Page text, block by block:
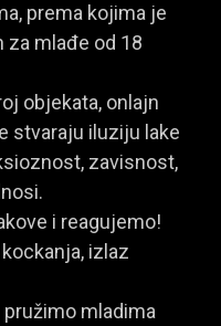
prema kojima je
za mlađe od 18
objekata, onlajn
stvaraju iluziju lake
zavisnost,
i reagujemo!
izlaz
mladima